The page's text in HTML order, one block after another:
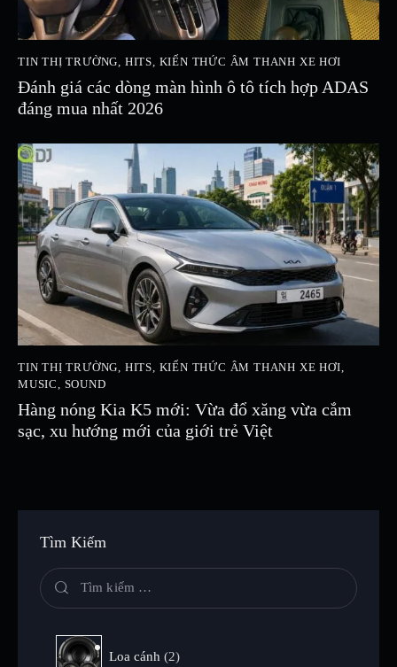
TIN THỊ TRƯỜNG, HITS, KIẾN THỨC ÂM THANH XE HƠI
Đánh giá các dòng màn hình ô tô tích hợp ADAS
đáng mua nhất 2026
TIN THỊ TRƯỜNG, HITS, KIẾN THỨC ÂM THANH XE HƠI,
MUSIC, SOUND
Hàng nóng Kia K5 mới: Vừa đổ xăng vừa cắm
sạc, xu hướng mới của giới trẻ Việt
Tìm Kiếm
Loa cánh 2